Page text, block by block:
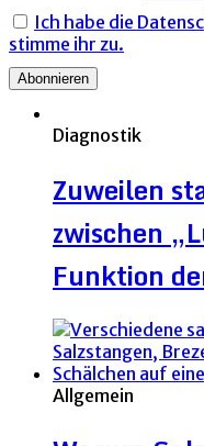
Ich habe die
stimme ihr zu.
Diagnostik
Zuweilen
zwischen
Funktion
Allgemein